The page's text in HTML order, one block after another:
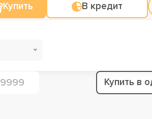
Купить В кредит
Купить в